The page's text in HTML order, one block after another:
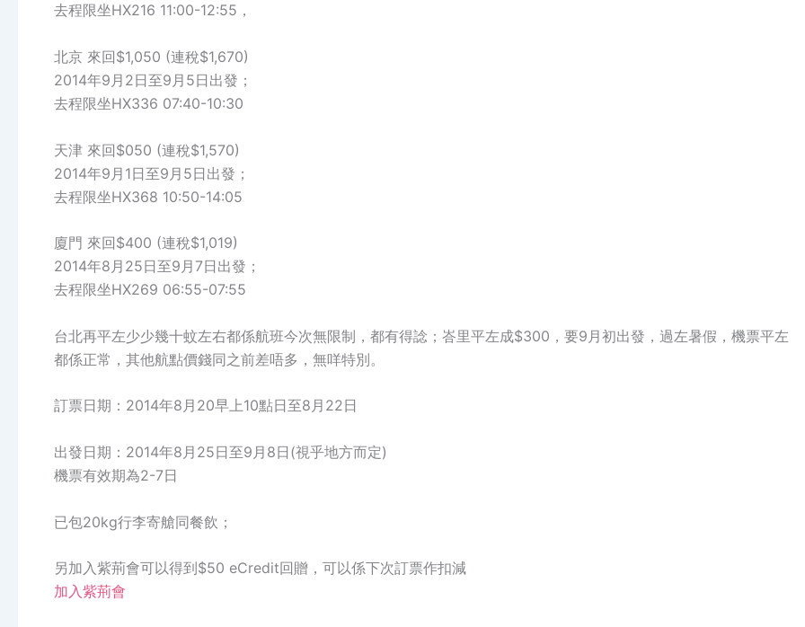
去程限坐HX216 11:00-12:55，
北京 來回$1,050 (連稅$1,670)
2014年9月2日至9月5日出發；
去程限坐HX336 07:40-10:30
天津 來回$050 (連稅$1,570)
2014年9月1日至9月5日出發；
去程限坐HX368 10:50-14:05
廈門 來回$400 (連稅$1,019)
2014年8月25日至9月7日出發；
去程限坐HX269 06:55-07:55
台北再平左少少幾十蚊左右都係航班今次無限制，都有得諗；峇里平左成$300，要9 月初出發，過左暑假，機票平左
都係正常，其他航點價錢同之前差唔多，無咩特別。
訂票日期：2014年8月20早上10點日至8月22日
出發日期：2014年8月25日至9月8日(視乎地方而定)
機票有效期為2-7日
已包20kg行李寄艙同餐飲；
另加入紫荊會可以得到$50 eCredit回贈，可以係下次訂票作扣減
加入紫荊會